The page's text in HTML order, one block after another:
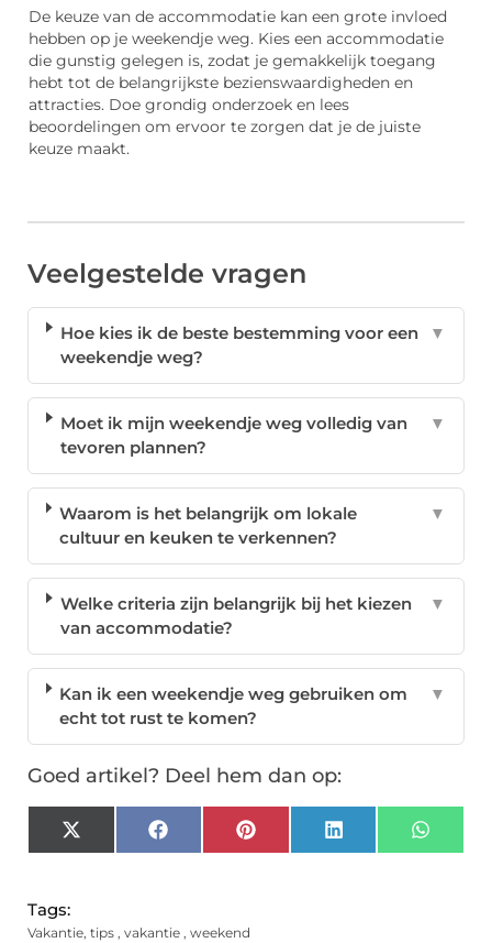
De keuze van de accommodatie kan een grote invloed
hebben op je weekendje weg. Kies een accommodatie
die gunstig gelegen is, zodat je gemakkelijk toegang
hebt tot de belangrijkste bezienswaardigheden en
attracties. Doe grondig onderzoek en lees
beoordelingen om ervoor te zorgen dat je de juiste
keuze maakt.
Veelgestelde vragen
Hoe kies ik de beste bestemming voor een
weekendje weg?
▼
Moet ik mijn weekendje weg volledig van
tevoren plannen?
▼
Waarom is het belangrijk om lokale
cultuur en keuken te verkennen?
▼
Welke criteria zijn belangrijk bij het kiezen
van accommodatie?
▼
Kan ik een weekendje weg gebruiken om
echt tot rust te komen?
▼
Goed artikel? Deel hem dan op:
X
(Twitter)
FacebookPinterest LinkedIn
Tags:
Vakantie, tips , vakantie , weekend